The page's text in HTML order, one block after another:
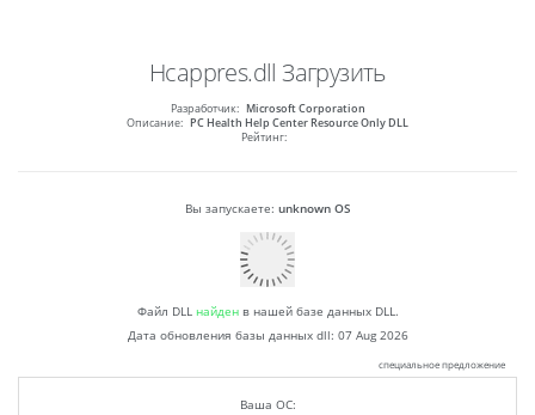
Hcappres.dll Загрузить
Разработчик: Microsoft Corporation
Описание: PC Health Help Center Resource Only DLL
Рейтинг:
Вы запускаете: unknown OS
Файл DLL найденв нашей базе данных DLL.
Дата обновления базы данных dll: 07 Aug 2026
специальное предложение
Ваша ОС: